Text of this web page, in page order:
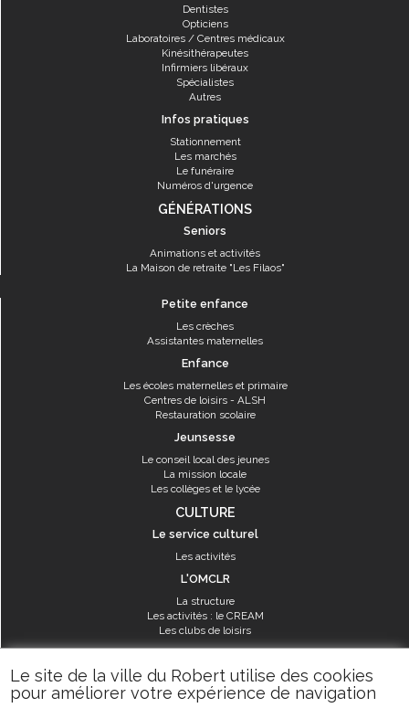
Le site de la ville du Robert utilise des cookies
pour améliorer votre expérience de navigation
Dentistes
Opticiens
Laboratoires / Centres médicaux
Kinésithérapeutes
Infirmiers libéraux
Spécialistes
Autres
Infos pratiques
Stationnement
Les marchés
Le funéraire
Numéros d'urgence
GÉNÉRATIONS
Seniors
Animations et activités
La Maison de retraite "Les Filaos"
Petite enfance
Les crèches
Assistantes maternelles
Enfance
Les écoles maternelles et primaire
Centres de loisirs - ALSH
Restauration scolaire
Jeunsesse
Le conseil local des jeunes
La mission locale
Les collèges et le lycée
CULTURE
Le service culturel
Les activités
L'OMCLR
La structure
Les activités : le CREAM
Les clubs de loisirs
SPORT
Les équipements sportifs
Les aménagements municipaux